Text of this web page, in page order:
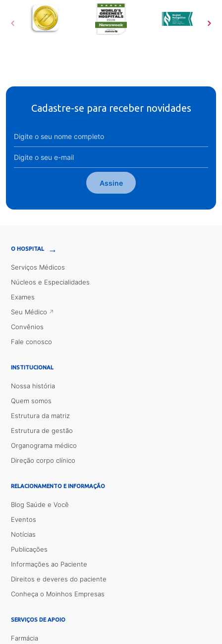
Cadastre-se para receber novidades
Assine
O HOSPITAL →
Serviços Médicos
Núcleos e Especialidades
Exames
Seu Médico
Convênios
Fale conosco
INSTITUCIONAL
Nossa história
Quem somos
Estrutura da matriz
Estrutura de gestão
Organograma médico
Direção corpo clínico
RELACIONAMENTO E INFORMAÇÃO
Blog Saúde e Você
Eventos
Notícias
Publicações
Informações ao Paciente
Direitos e deveres do paciente
Conheça o Moinhos Empresas
SERVIÇOS DE APOIO
Farmácia